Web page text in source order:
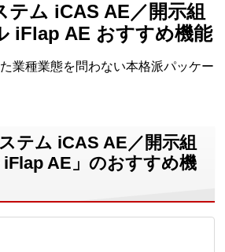
テム iCAS AE／開示組
iFlap AE おすすめ機能
業種業態を問わない本格派パッケー
テム iCAS AE／開示組
AE」のおすすめ機